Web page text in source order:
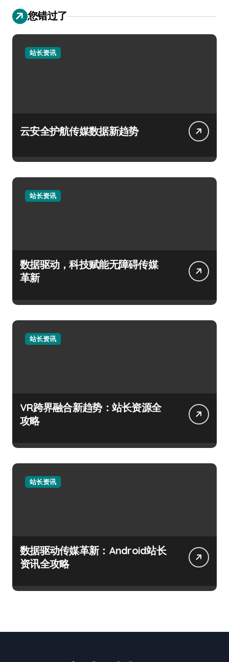
您错过了
站长资讯
云安全护航传媒数据新趋势
站长资讯
数据驱动，科技赋能无障碍传媒
革新
站长资讯
VR跨界融合新趋势：站长资源全
攻略
站长资讯
数据驱动传媒革新：Android站长
资讯全攻略